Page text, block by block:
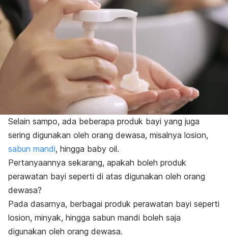
Selain sampo, ada beberapa produk bayi yang juga
sering digunakan oleh orang dewasa, misalnya losion,
sabun mandi, hingga baby oil.
Pertanyaannya sekarang, apakah boleh produk
perawatan bayi seperti di atas digunakan oleh orang
dewasa?
Pada dasarnya, berbagai produk perawatan bayi seperti
losion, minyak, hingga sabun mandi boleh saja
digunakan oleh orang dewasa.